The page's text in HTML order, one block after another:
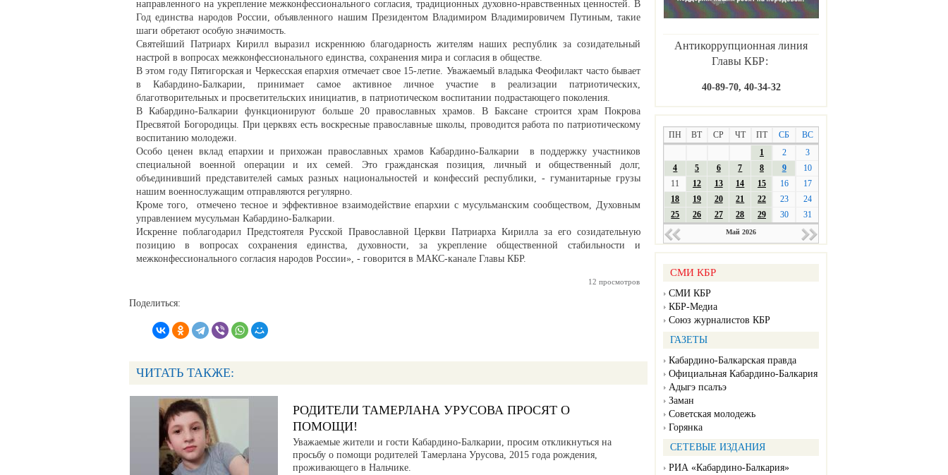
Антикоррупционная линия
Главы КБР:
40-89-70, 40-34-32
ПН ВТ СР ЧТ ПТ СБ
ВС
1
2
3
4
5 6 7 8 9
10
11
12 13 14 15 16
17
18
19 20 21 22 23
24
25
26 27 28 29 30 31
Май 2026
СМИ КБР
СМИ КБР
КБР-Медиа
Союз журналистов КБР
ГАЗЕТЫ
Кабардино-Балкарская правда
Официальная Кабардино-Балкария
Адыгэ псалъэ
Заман
Советская молодежь
Горянка
СЕТЕВЫЕ ИЗДАНИЯ
РИА «Кабардино-Балкария»
направленного на укрепление межконфессионального согласия, традиционных духовно-нравственных ценностей. В
Год единства народов России, объявленного нашим Президентом Владимиром Владимировичем Путиным, такие
шаги обретают особую значимость.
Святейший Патриарх Кирилл выразил искреннюю благодарность жителям наших республик за созидательный
настрой в вопросах межконфессионального единства, сохранения мира и согласия в обществе.
В этом году Пятигорская и Черкесская епархия отмечает свое 15-летие. Уважаемый владыка Феофилакт часто бывает
в Кабардино-Балкарии, принимает самое активное личное участие в реализации патриотических,
благотворительных и просветительских инициатив, в патриотическом воспитании подрастающего поколения.
В Кабардино-Балкарии функционируют больше 20 православных храмов. В Баксане строится храм Покрова
Пресвятой Богородицы. При церквях есть воскресные православные школы, проводится работа по патриотическому
воспитанию молодежи.
Особо ценен вклад епархии и прихожан православных храмов Кабардино-Балкарии в поддержку участников
специальной военной операции и их семей. Это гражданская позиция, личный и общественный долг,
объединивший представителей самых разных национальностей и конфессий республики, - гуманитарные грузы
нашим военнослужащим отправляются регулярно.
Кроме того, отмечено тесное и эффективное взаимодействие епархии с мусульманским сообществом, Духовным
управлением мусульман Кабардино-Балкарии.
Искренне поблагодарил Предстоятеля Русской Православной Церкви Патриарха Кирилла за его созидательную
позицию в вопросах сохранения единства, духовности, за укрепление общественной стабильности и
межконфессионального согласия народов России», - говорится в МАКС-канале Главы КБР.
12 просмотров
Поделиться:
ЧИТАТЬ ТАКЖЕ:
РОДИТЕЛИ ТАМЕРЛАНА УРУСОВА ПРОСЯТ О
ПОМОЩИ!
Уважаемые жители и гости Кабардино-Балкарии, просим откликнуться на
просьбу о помощи родителей Тамерлана Урусова, 2015 года рождения,
проживающего в Нальчике.